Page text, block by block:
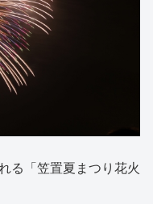
る「笠置夏まつり花火